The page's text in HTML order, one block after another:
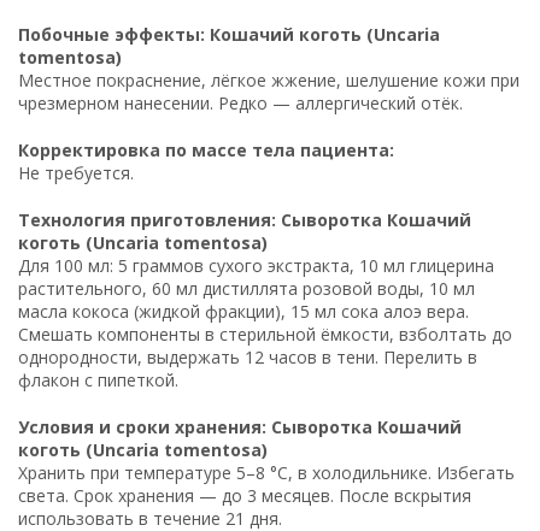
Побочные эффекты: Кошачий коготь (Uncaria
tomentosa)
Местное покраснение, лёгкое жжение, шелушение кожи при
чрезмерном нанесении. Редко — аллергический отёк.
Корректировка по массе тела пациента:
Не требуется.
Технология приготовления: Сыворотка Кошачий
коготь (Uncaria tomentosa)
Для 100 мл: 5 граммов сухого экстракта, 10 мл глицерина
растительного, 60 мл дистиллята розовой воды, 10 мл
масла кокоса (жидкой фракции), 15 мл сока алоэ вера.
Смешать компоненты в стерильной ёмкости, взболтать до
однородности, выдержать 12 часов в тени. Перелить в
флакон с пипеткой.
Условия и сроки хранения: Сыворотка Кошачий
коготь (Uncaria tomentosa)
Хранить при температуре 5–8 °C, в холодильнике. Избегать
света. Срок хранения — до 3 месяцев. После вскрытия
использовать в течение 21 дня.